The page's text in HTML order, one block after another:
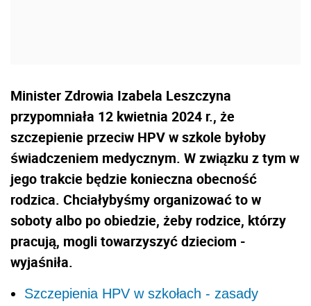
Minister Zdrowia Izabela Leszczyna
przypomniała 12 kwietnia 2024 r., że
szczepienie przeciw HPV w szkole byłoby
świadczeniem medycznym. W związku z tym w
jego trakcie będzie konieczna obecność
rodzica. Chciałybyśmy organizować to w
soboty albo po obiedzie, żeby rodzice, którzy
pracują, mogli towarzyszyć dzieciom -
wyjaśniła.
Szczepienia HPV w szkołach - zasady